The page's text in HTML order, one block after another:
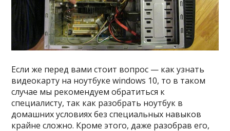
Если же перед вами стоит вопрос — как узнать
видеокарту на ноутбуке windows 10, то в таком
случае мы рекомендуем обратиться к
специалисту, так как разобрать ноутбук в
домашних условиях без специальных навыков
крайне сложно. Кроме этого, даже разобрав его,